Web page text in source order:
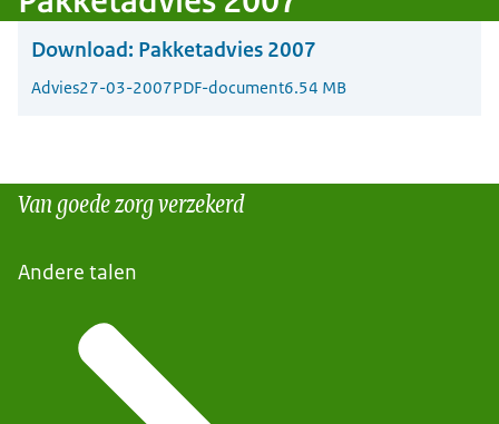
Download: Pakketadvies 2007
Advies27-03-2007PDF-document6.54 MB
Van goede zorg verzekerd
Andere talen